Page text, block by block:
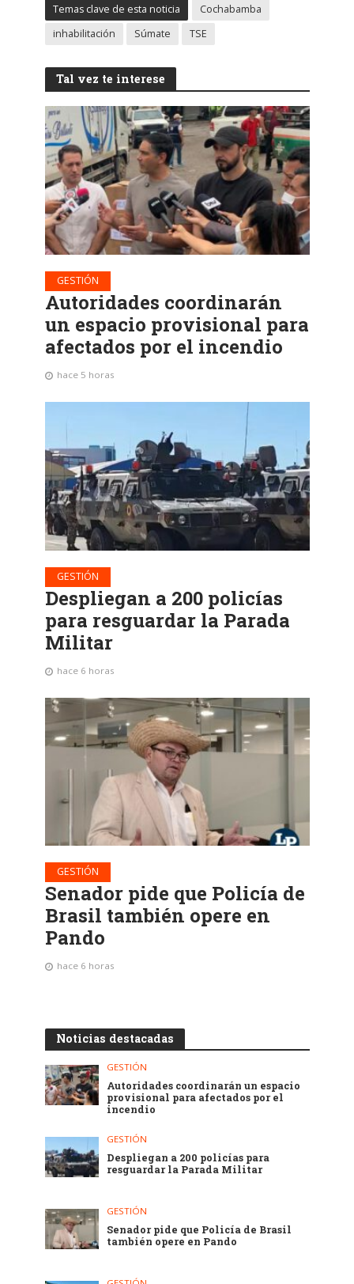
Temas clave de esta noticia
Cochabamba
inhabilitación
Súmate TSE
Tal vez te interese
GESTIÓN
Autoridades coordinarán
un espacio provisional para
afectados por el incendio
hace 5 horas
GESTIÓN
Despliegan a 200 policías
para resguardar la Parada
Militar
hace 6 horas
GESTIÓN
Senador pide que Policía de
Brasil también opere en
Pando
hace 6 horas
Noticias destacadas
GESTIÓN
Autoridades coordinarán un espacio
provisional para afectados por el
incendio
GESTIÓN
Despliegan a 200 policías para
resguardar la Parada Militar
GESTIÓN
Senador pide que Policía de Brasil
también opere en Pando